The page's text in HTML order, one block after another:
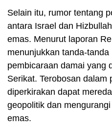
Selain itu, rumor tentang
antara Israel dan
emas. Menurut laporan
menunjukkan tanda-
pembicaraan damai yang
Serikat. Terobosan dalam
diperkirakan dapat
geopolitik dan
emas.